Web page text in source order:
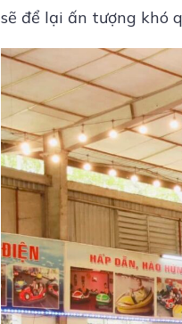
sẽ để lại ấn tượng khó